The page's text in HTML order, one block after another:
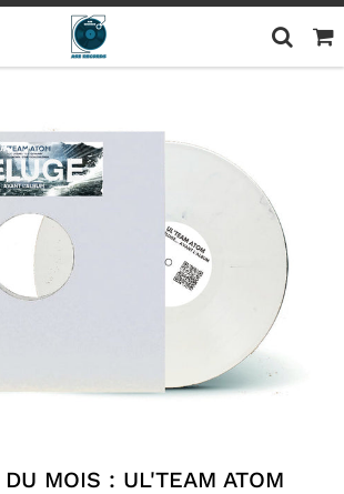
MOIS : UL'TEAM ATOM